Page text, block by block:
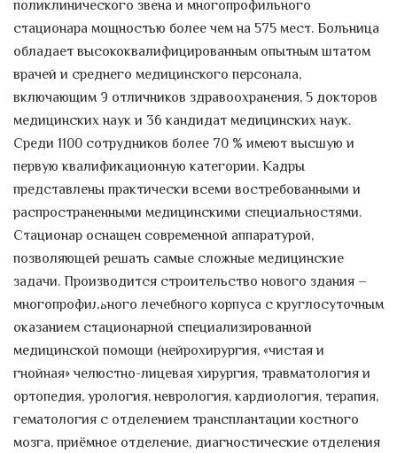
поликлинического звена и многопрофильного
стационара мощностью более чем на 575 мест. Больница
обладает высококвалифицированным опытным штатом
врачей и среднего медицинского персонала,
включающим 9 отличников здравоохранения, 5 докторов
медицинских наук и 36 кандидат медицинских наук.
Среди 1100 сотрудников более 70 % имеют высшую и
первую квалификационную категории. Кадры
представлены практически всеми востребованными и
распространенными медицинскими специальностями.
Стационар оснащен современной аппаратурой,
позволяющей решать самые сложные медицинские
задачи. Производится строительство нового здания –
многопрофильного лечебного корпуса с круглосуточным
оказанием стационарной специализированной
медицинской помощи (нейрохирургия, «чистая и
гнойная» челюстно-лицевая хирургия, травматология и
ортопедия, урология, неврология, кардиология, терапия,
гематология с отделением трансплантации костного
мозга, приёмное отделение, диагностические отделения